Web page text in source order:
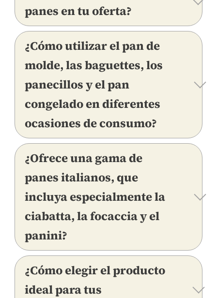
panes en tu oferta?
¿Cómo utilizar el pan de
molde, las baguettes, los
panecillos y el pan
congelado en diferentes
ocasiones de consumo?
¿Ofrece una gama de
panes italianos, que
incluya especialmente la
ciabatta, la focaccia y el
panini?
¿Cómo elegir el producto
ideal para tus